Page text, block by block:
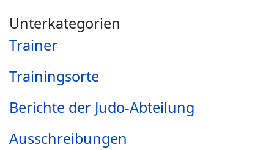
Unterkategorien
Trainer
Trainingsorte
Berichte der Judo-Abteilung
Ausschreibungen